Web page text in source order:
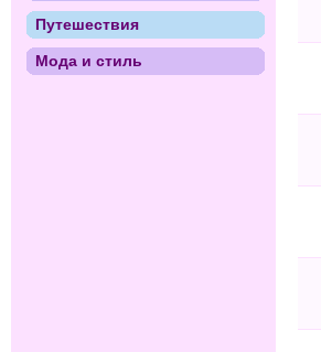
Путешествия
Мода и стиль